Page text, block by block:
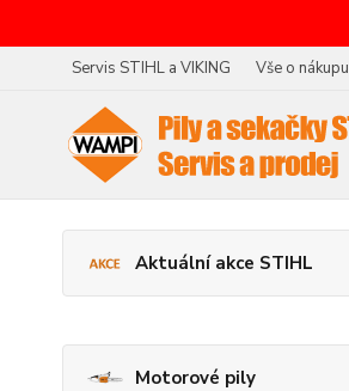
Servis STIHL a VIKING Vše o nákupu
Aktuální akce STIHL
Motorové pily